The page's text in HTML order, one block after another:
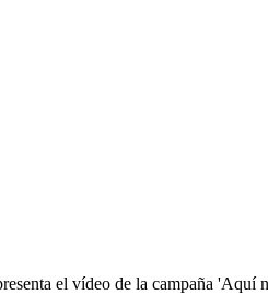
el vídeo de la campaña 'Aquí